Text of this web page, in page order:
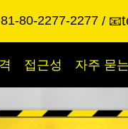
80-2277-2277 📧
접근성 자주 묻